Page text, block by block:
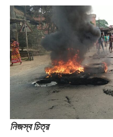
নিজস্ব চিত্র